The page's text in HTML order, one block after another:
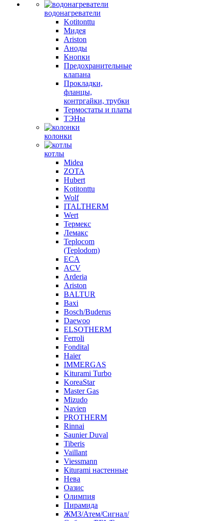
водонагреватели
Kotitonttu
Мидея
Ariston
Аноды
Кнопки
Предохранительные
клапана
Прокладки,
фланцы,
контргайки, трубки
Термостаты и платы
ТЭНы
колонки
котлы
Midea
ZOTA
Hubert
Kotitonttu
Wolf
ITALTHERM
Wert
Термекс
Лемакс
Teplocom
(Teplodom)
ECA
ACV
Arderia
Ariston
BALTUR
Baxi
Bosch/Buderus
Daewoo
ELSOTHERM
Ferroli
Fondital
Haier
IMMERGAS
Kiturami Turbo
KoreaStar
Master Gas
Mizudo
Navien
PROTHERM
Rinnai
Saunier Duval
Tiberis
Vaillant
Viessmann
Кiturami настенные
Нева
Оазис
Олимпия
Пирамида
ЖМЗ/Атем/Сигнал/